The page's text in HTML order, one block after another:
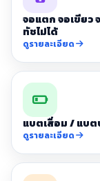
จอแตก จอเขียว
ทัชไม่ได้
ดูรายละเอียด
แบตเสื่อม / แบต
ดูรายละเอียด